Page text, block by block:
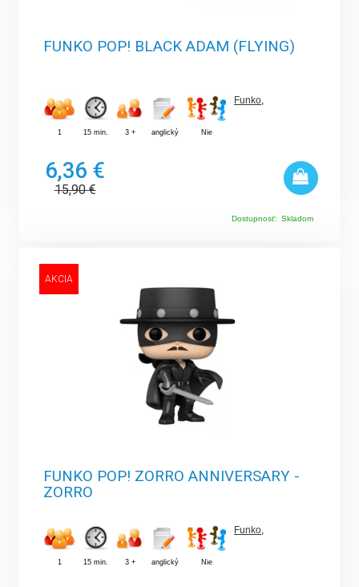
FUNKO POP! BLACK ADAM (FLYING)
1 15 min. 3 + anglický Nie
Funko,
6,36 €
15,90€
Dostupnosť: Skladom
AKCIA
FUNKO POP! ZORRO ANNIVERSARY -
ZORRO
1 15 min. 3 + anglický Nie
Funko,